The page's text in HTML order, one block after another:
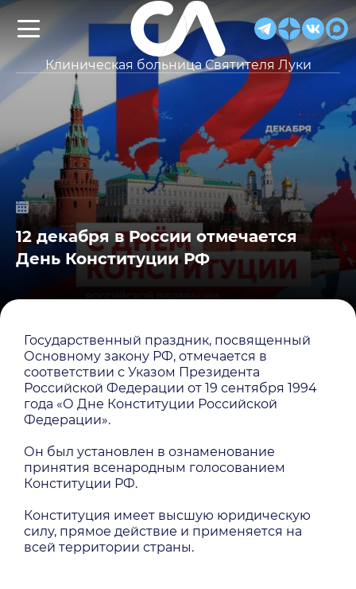
Клиническая больница Святителя Луки
12 декабря в России отмечается
День Конституции РФ
Государственный праздник, посвященный
Основному закону РФ, отмечается в
соответствии с Указом Президента
Российской Федерации от 19 сентября 1994
года «О Дне Конституции Российской
Федерации».
Он был установлен в ознаменование
принятия всенародным голосованием
Конституции РФ.
Конституция имеет высшую юридическую
силу, прямое действие и применяется на
всей территории страны.